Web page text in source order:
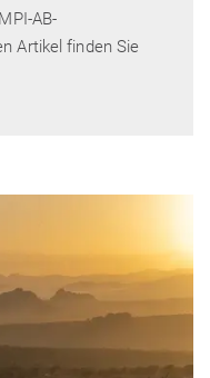
AB-
Artikel finden Sie